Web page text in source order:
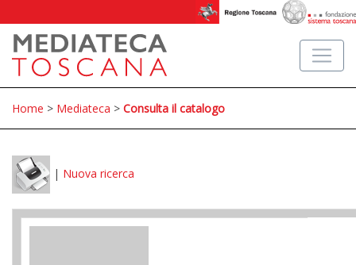
Home > Mediateca > Consulta il catalogo
| Nuova ricerca